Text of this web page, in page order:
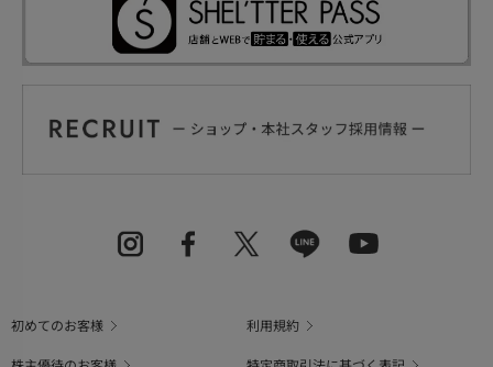
初めてのお客様
利用規約